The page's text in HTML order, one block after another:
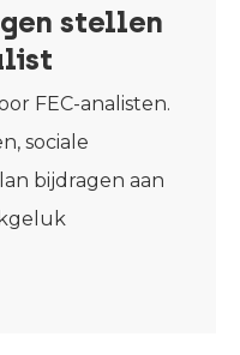
stellen
FEC-analisten.
sociale
bijdragen aan